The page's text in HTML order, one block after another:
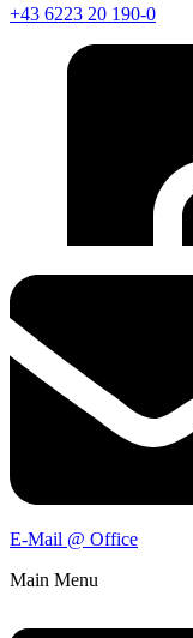
+43 6223 20 190-0
E-Mail @ Office
Main Menu